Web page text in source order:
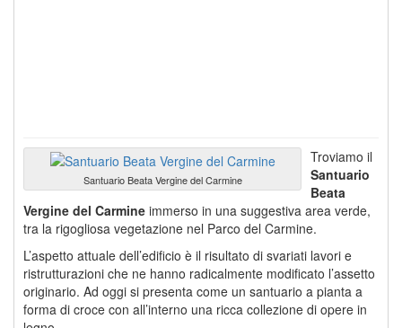
Santuario Beata Vergine del Carmine
Troviamo il
Santuario
Beata
Vergine del Carmine immerso in una suggestiva area verde,
tra la rigogliosa vegetazione nel Parco del Carmine.
L’aspetto attuale dell’edificio è il risultato di svariati lavori e
ristrutturazioni che ne hanno radicalmente modificato l’assetto
originario. Ad oggi si presenta come un santuario a pianta a
forma di croce con all’interno una ricca collezione di opere in